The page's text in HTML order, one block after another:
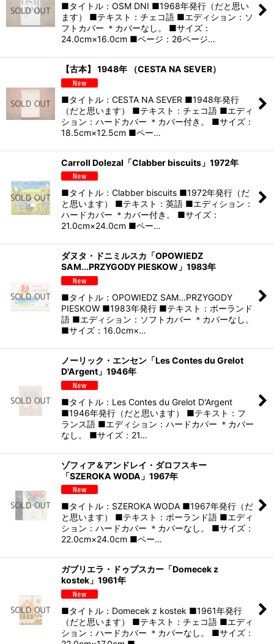
■タイトル：OSM DNI ■1968年発行（だと思い
ます） ■テキスト：チェコ語 ■エディション：ソ
フトカバー ＊カバーなし。 ■サイズ：
24.0cm×16.0cm ■ページ：26ページ…
【古本】 1948年 （CESTA NA SEVER）
■タイトル：CESTA NA SEVER ■1948年発行
（だと思います） ■テキスト：チェコ語 ■エディ
ション：ハードカバー ＊カバー付き。 ■サイズ：
18.5cm×12.5cm ■ペー…
Carroll Dolezal「Clabber biscuits」1972年
■タイトル：Clabber biscuits ■1972年発行（だ
と思います） ■テキスト：英語 ■エディション：
ハードカバー ＊カバー付き。 ■サイズ：
21.0cm×24.0cm ■ペー…
ダヌタ・ドニミルスカ「OPOWIEDZ
SAM...PRZYGODY PIESKOW」1983年
■タイトル：OPOWIEDZ SAM...PRZYGODY
PIESKOW ■1983年発行 ■テキスト：ポーランド
語 ■エディション：ソフトカバー ＊カバーなし。
■サイズ：16.0cm×…
ノーリック・エンセン「Les Contes du Grelot
D'Argent」1946年
■タイトル：Les Contes du Grelot D'Argent
■1946年発行（だと思います） ■テキスト：フ
ランス語 ■エディション：ハードカバー ＊カバー
なし。 ■サイズ：21…
ゾフィア＆アンドレイ・ダロフスキー
「SZEROKA WODA」1967年
■タイトル：SZEROKA WODA ■1967年発行（だ
と思います） ■テキスト：ポーランド語 ■エディ
ション：ハードカバー ＊カバーなし。 ■サイズ：
22.0cm×24.0cm ■ペー…
ガブリエラ・ドゥプスカー「Domecek z
kostek」1961年
■タイトル：Domecek z kostek ■1961年発行
（だと思います） ■テキスト：チェコ語 ■エディ
ション：ハードカバー ＊カバーなし。 ■サイズ：